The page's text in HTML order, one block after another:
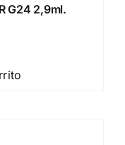
G24 2,9ml.